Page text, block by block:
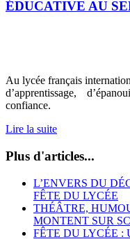
ÉDUCATIVE AU
Au lycée français
d’apprentissage,
confiance.
Lire la suite
Plus d'articles...
L’ENVERS DU
FÊTE DU LYCÉE
THÉÂTRE,
MONTENT SUR
FÊTE DU LYCÉE :